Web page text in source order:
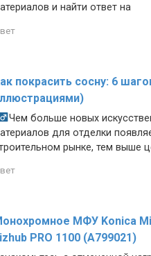
и найти ответ на
покрасить сосну: 6
Чем больше новых
для отделки
рынке, тем выше
МФУ Konica
PRO 1100 (A799021)